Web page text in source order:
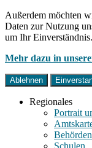
Außerdem möchten
Daten zur Nutzung
um Ihr Einverständnis.
Mehr dazu in
Ablehnen
Regionales
Portrait
Behörden
Schulen